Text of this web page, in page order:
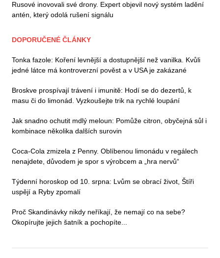
Rusové inovovali své drony. Expert objevil nový systém ladění
antén, který odolá rušení signálu
DOPORUČENÉ ČLÁNKY
Tonka fazole: Koření levnější a dostupnější než vanilka. Kvůli
jedné látce má kontroverzní pověst a v USA je zakázané
Broskve prospívají trávení i imunitě: Hodí se do dezertů, k
masu či do limonád. Vyzkoušejte trik na rychlé loupání
Jak snadno ochutit mdlý meloun: Pomůže citron, obyčejná sůl i
kombinace několika dalších surovin
Coca-Cola zmizela z Penny. Oblíbenou limonádu v regálech
nenajdete, důvodem je spor s výrobcem a „hra nervů“
Týdenní horoskop od 10. srpna: Lvům se obrací život, Štíři
uspějí a Ryby zpomalí
Proč Skandinávky nikdy neříkají, že nemají co na sebe?
Okopírujte jejich šatník a pochopíte...